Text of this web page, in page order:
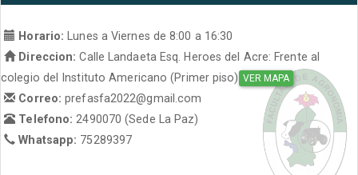
Horario:
Lunes a Viernes de 8:00 a 16:30
Direccion: Calle Landaeta Esq. Heroes del Acre: Frente al
colegio del Instituto Americano (Primer piso) VER MAPA
Correo:prefasfa2022@gmail.com
Telefono: 2490070 (Sede La Paz)
Whatsapp: 75289397